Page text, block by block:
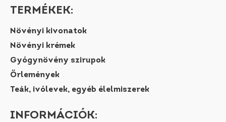
TERMÉKEK:
Növényi kivonatok
Növényi krémek
Gyógynövény szirupok
Őrlemények
Teák, ivólevek, egyéb élelmiszerek
INFORMÁCIÓK: